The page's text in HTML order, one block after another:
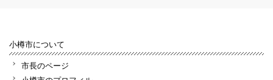
小樽市について
市長のページ